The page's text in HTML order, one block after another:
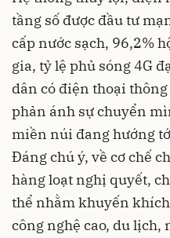
tầng số được đầu tư
cấp nước sạch, 96,2%
gia, tỷ lệ phủ sóng 4G
dân có điện thoại
phản ánh sự chuyển
miền núi đang hướng
Đáng chú ý, về cơ chế
hàng loạt nghị quyết,
thể nhằm khuyến
công nghệ cao, du